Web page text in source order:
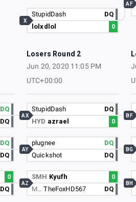
StupidDash
DQ
lolxdlol
0
X
AF
Losers Round 2
Jun 20, 2020 11:05 PM
UTC+00:00
DQ
DQ
DQ
DQ
0
DQ
StupidDash
DQ
HYD azrael 0
AX
plugnee
DQ
Quickshot
DQ
AY
SMH Kyufh
0
M…TheFoxHD567 DQ
AZ
BF
BG
BH